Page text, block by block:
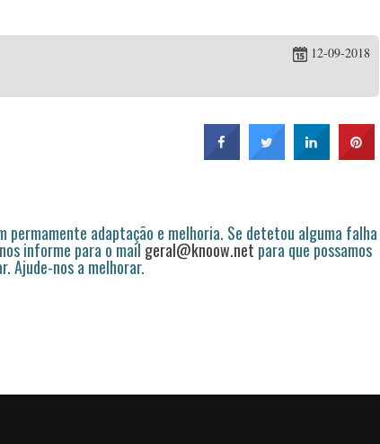
12-09-2018
permamente adaptação e melhoria. Se detetou alguma falha
informe para o mail geral@knoow.net para que possamos
Ajude-nos a melhorar.